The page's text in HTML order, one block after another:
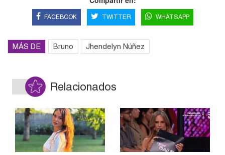
FACEBOOK TWITTER WHATSAPP
MÁS DE Bruno Jhendelyn Núñez
Relacionados